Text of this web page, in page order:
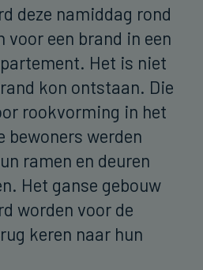
deze namiddag rond
voor een brand in een
Het is niet
kon ontstaan. Die
rookvorming in het
bewoners werden
ramen en deuren
Het ganse gebouw
worden voor de
keren naar hun